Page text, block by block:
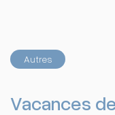
Autres
Vacances